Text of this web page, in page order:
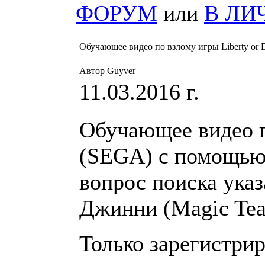
ФОРУМ или В
Обучающее видео по взлому игры Liberty or
Автор Guyver
11.03.2016 г.
Обучающее видео
(SEGA) с помощью
вопрос поиска
Джинни (Magic
Только